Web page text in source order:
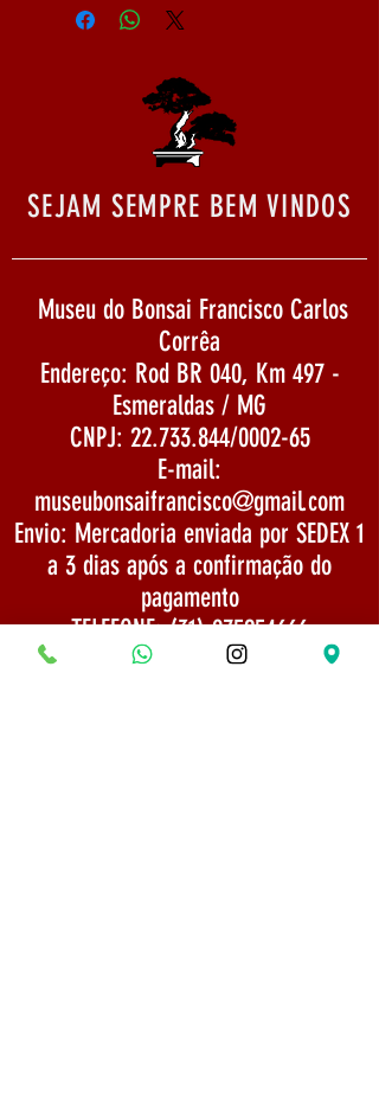
SEJAM SEMPRE BEM VINDOS
Museu do Bonsai Francisco Carlos
Corrêa
Endereço: Rod BR 040, Km 497 -
Esmeraldas / MG
CNPJ: 22.733.844/0002-65
E-mail:
museubonsaifrancisco@gmail.com
Envio: Mercadoria enviada por SEDEX 1
a 3 dias após a confirmação do
pagamento
TELEFONE:(31) 975254666
Politica de Envio